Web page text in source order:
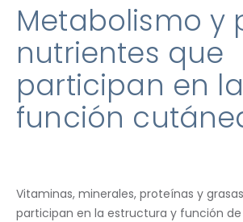
Metabolismo y
nutrientes que
participan en la
función
Vitaminas, minerales, proteínas y
participan en la estructura y función de